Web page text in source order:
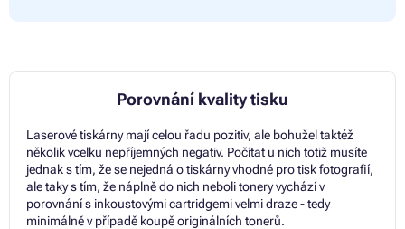
Porovnání kvality tisku
Laserové tiskárny mají celou řadu pozitiv, ale bohužel taktéž
několik vcelku nepříjemných negativ. Počítat u nich totiž musíte
jednak s tím, že se nejedná o tiskárny vhodné pro tisk fotografií,
ale taky s tím, že náplně do nich neboli tonery vychází v
porovnání s inkoustovými cartridgemi velmi draze - tedy
minimálně v případě koupě originálních tonerů.